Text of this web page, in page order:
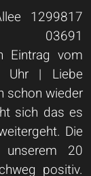
1299817
03691
Eintrag vom
Uhr | Liebe
schon wieder
sich das es
Die
unserem 20
positiv.